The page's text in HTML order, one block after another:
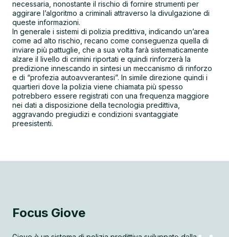
necessaria, nonostante il rischio di fornire strumenti per
aggirare l’algoritmo a criminali attraverso la divulgazione di
queste informazioni.
In generale i sistemi di polizia predittiva, indicando un’area
come ad alto rischio, recano come conseguenza quella di
inviare più pattuglie, che a sua volta farà sistematicamente
alzare il livello di crimini riportati e quindi rinforzerà la
predizione innescando in sintesi un meccanismo di rinforzo
e di “profezia autoavverantesi”. In simile direzione quindi i
quartieri dove la polizia viene chiamata più spesso
potrebbero essere registrati con una frequenza maggiore
nei dati a disposizione della tecnologia predittiva,
aggravando pregiudizi e condizioni svantaggiate
preesistenti.
Focus Giove